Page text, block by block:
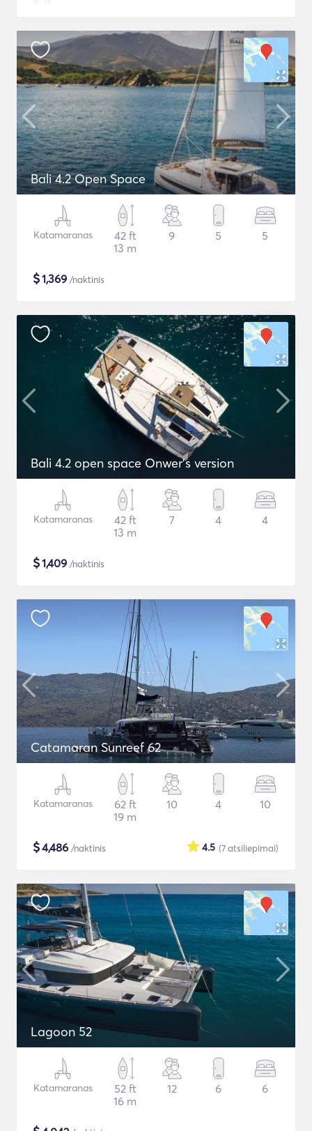
Bali 4.2 Open Space
Katamaranas
42 ft
13 m
9 5 5
$1,369 /naktinis
Bali 4.2 open space Onwer's version
Katamaranas
42 ft
13 m
7 4 4
$1,409 /naktinis
Catamaran Sunreef 62
Katamaranas
62 ft
19 m
10 4 10
$4,486 /naktinis (7atsiliepimai)
4.5
Lagoon 52
Katamaranas
52 ft
16 m
12 6 6